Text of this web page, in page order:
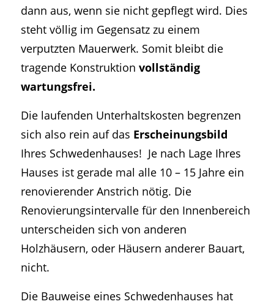
dann aus, wenn sie nicht gepflegt wird. Dies
steht völlig im Gegensatz zu einem
verputzten Mauerwerk. Somit bleibt die
tragende Konstruktion vollständig
wartungsfrei.
Die laufenden Unterhaltskosten begrenzen
sich also rein auf das Erscheinungsbild
Ihres Schwedenhauses! Je nach Lage Ihres
Hauses ist gerade mal alle 10 – 15 Jahre ein
renovierender Anstrich nötig. Die
Renovierungsintervalle für den Innenbereich
unterscheiden sich von anderen
Holzhäusern, oder Häusern anderer Bauart,
nicht.
Die Bauweise eines Schwedenhauses hat